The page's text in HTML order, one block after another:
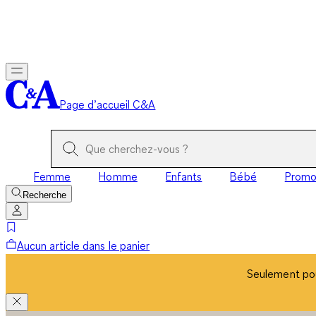
Page d’accueil C&A
Femme Homme Enfants Bébé Promo
Recherche
Aucun article dans le panier
Seulement